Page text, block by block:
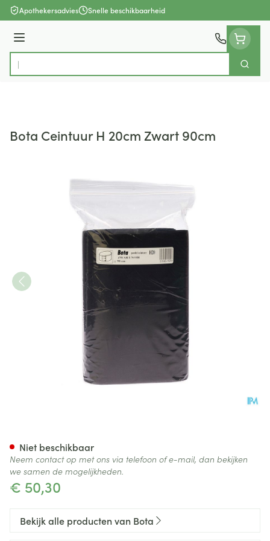
Ga naar de inhoud
Apothekersadvies Snelle beschikbaarheid
Menu
Product, merk, categorie...
Zoek
Bota Ceintuur H 20cm Zwart 90cm
€ 50,30
Niet beschikbaar
Neem contact op met ons via telefoon of e-mail, dan bekijken
we samen de mogelijkheden.
Bekijk alle producten van Bota